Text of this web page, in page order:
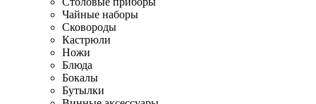
Чайные наборы
Сковороды
Кастрюли
Ножи
Блюда
Бокалы
Бутылки